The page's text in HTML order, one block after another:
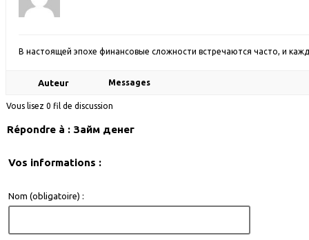
В настоящей эпохе финансовые сложности встречаются часто, и
Auteur Messages
Vous lisez 0 fil de discussion
Répondre à : Займ денег
Vos informations :
Nom (obligatoire) :